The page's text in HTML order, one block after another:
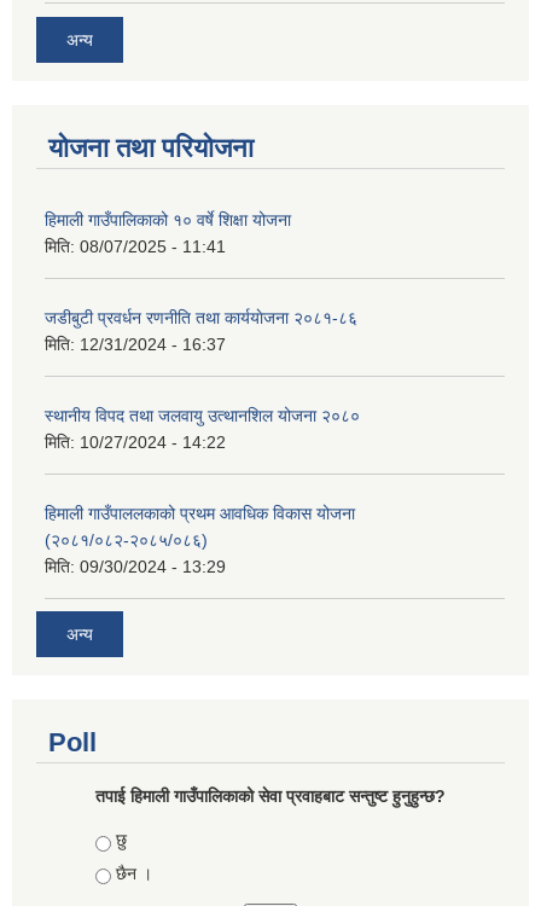
अन्य
योजना तथा परियोजना
हिमाली गाउँपालिकाको १० वर्षे शिक्षा योजना
मिति: 08/07/2025 - 11:41
जडीबुटी प्रवर्धन रणनीति तथा कार्ययाेजना २०८१-८६
मिति: 12/31/2024 - 16:37
स्थानीय विपद तथा जलवायु उत्थानशिल योजना २०८०
मिति: 10/27/2024 - 14:22
हिमाली गाउँपाललकाको प्रथम आवधिक विकास योजना
(२०८१/०८२-२०८५/०८६)
मिति: 09/30/2024 - 13:29
अन्य
Poll
तपाई हिमाली गाउँपालिकाको सेवा प्रवाहबाट सन्तुष्ट हुनुहुन्छ?
Choices
छु
छैन ।